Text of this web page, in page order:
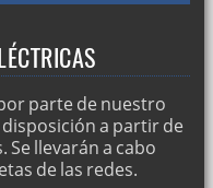
parte de nuestro
disposición a partir de
llevarán a cabo
de las redes.